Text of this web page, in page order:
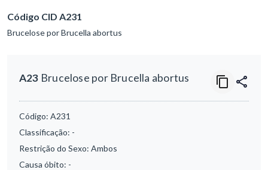
Código CID A231
Brucelose por Brucella abortus
A23 Brucelose por Brucella abortus
Código: A231
Classificação: -
Restrição do Sexo: Ambos
Causa óbito: -